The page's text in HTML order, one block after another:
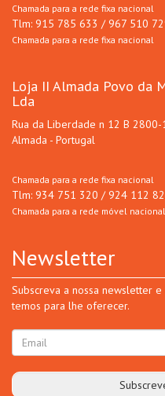
Chamada para a rede fixa nacional
Tlm: 915 785 633 / 967 510
Chamada para a rede fixa nacional
Loja II Almada Povo da
Lda
Rua da Liberdade n 12 B 2800-
Almada - Portugal
Chamada para a rede fixa nacional
Tlm: 934 751 320 / 924 112
Chamada para a rede móvel nacional
Newsletter
Subscreva a nossa newsletter
temos para lhe oferecer.